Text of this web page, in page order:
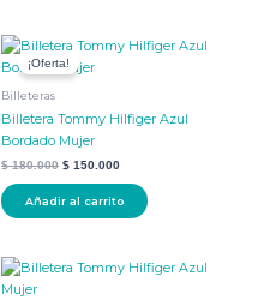
¡Oferta!
Billeteras
Billetera Tommy Hilfiger Azul
Bordado Mujer
$180.000
precio
original
$ 150.000
El
precio
Añadir al carrito